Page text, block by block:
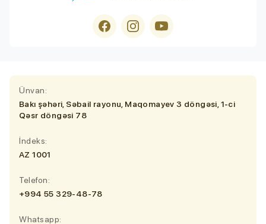
Ünvan:
Bakı şəhəri, Səbail rayonu, Maqomayev 3 döngəsi, 1-ci
Qəsr döngəsi 78
İndeks:
AZ 1001
Telefon:
+994 55 329-48-78
Whatsapp: